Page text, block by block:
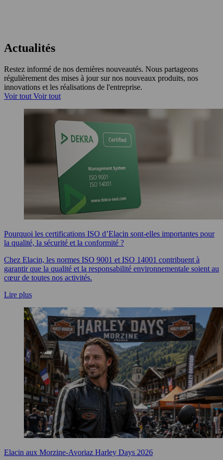
Actualités
Restez informé de nos dernières nouveautés. Nous partageons
régulièrement des mises à jour sur nos nouveaux produits, nos
innovations et les réalisations de l'entreprise.
Voir tout Voir tout
Pourquoi les certifications ISO d’Elacin sont-elles importantes pour
la qualité, la sécurité et la conformité ?
Chez Elacin, les normes ISO 9001 et ISO 14001 contribuent à
garantir que la qualité et la responsabilité environnementale soient au
cœur de toutes nos activités.
Lire plus
Elacin aux Morzine‑Avoriaz Harley Days 2026